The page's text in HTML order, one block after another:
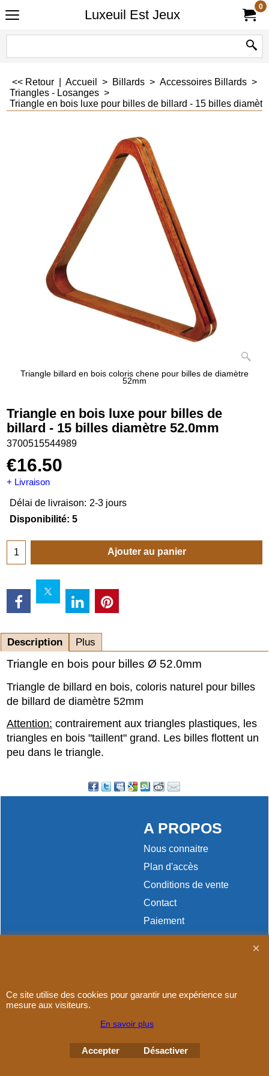
Luxeuil Est Jeux
0
<< Retour Accueil > Billards > Accessoires Billards >
Triangles - Losanges >
Triangle en bois luxe pour billes de billard - 15 billes
Triangle billard en bois coloris chene pour billes de diamètre
52mm
Triangle en bois luxe pour billes de
billard - 15 billes diamètre 52.0mm
3700515544989
€16.50
+ Livraison
Délai de livraison: 2-3 jours
Disponibilité: 5
Ajouter au panier
Description Plus
Triangle en bois pour billes Ø 52.0mm
Triangle de billard en bois, coloris naturel pour billes
de billard de diamètre 52mm
Attention: contrairement aux triangles plastiques, les
triangles en bois "taillent" grand. Les billes flottent un
peu dans le triangle.
A PROPOS
Nous connaitre
Plan d'accès
Conditions de vente
Contact
Paiement
Boutique en ligne créés
Ce site utilise des cookies pour garantir une expérience sur
mesure aux visiteurs.
En savoir plus
Accepter Désactiver